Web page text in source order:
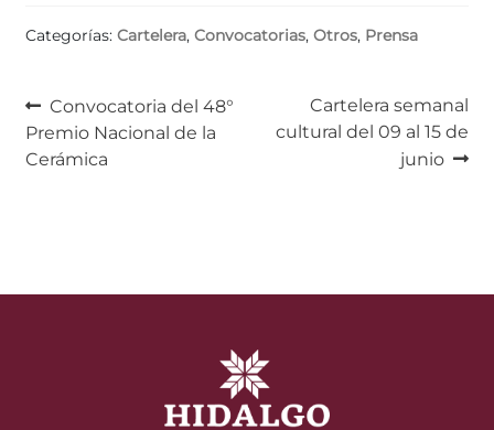
Categorías: Cartelera, Convocatorias, Otros, Prensa
Navegación
de
Anterior:
Convocatoria del 48°
Premio Nacional de la
Cerámica
Siguiente:
Cartelera semanal
cultural del 09 al 15 de
junio